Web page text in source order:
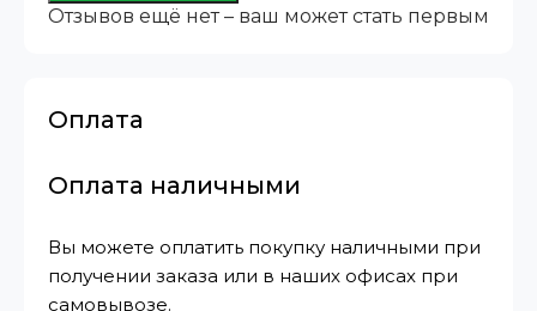
Отзывов ещё нет – ваш может стать первым
Оплата
Оплата наличными
Вы можете оплатить покупку наличными при
получении заказа или в наших офисах при
самовывозе.